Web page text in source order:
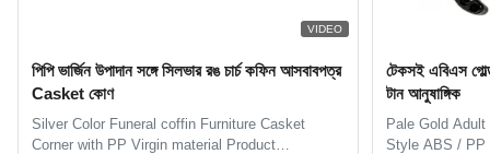
VIDEO
পিপি ভার্জিন উপাদান সঙ্গে সিলভার রঙ চার্চ কফিন আসবাবপত্র
Casket কোণ
Silver Color Funeral coffin Furniture Casket
Corner with PP Virgin material Product
টেকসই এবিএস
টান আনুষাঙ্গিক
Pale Gold
Style ABS / PP